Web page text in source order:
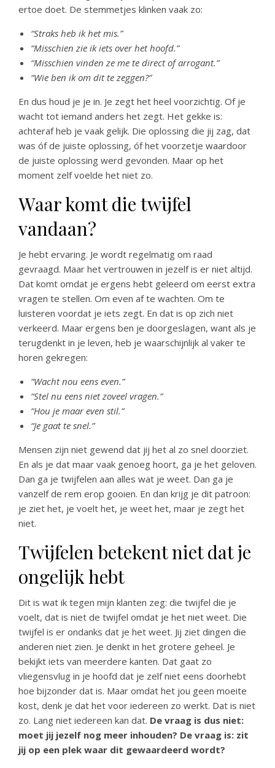
ertoe doet. De stemmetjes klinken vaak zo:
“Straks heb ik het mis.”
“Misschien zie ik iets over het hoofd.”
“Misschien vinden ze me te direct of arrogant.”
“Wie ben ik om dit te zeggen?”
En dus houd je je in. Je zegt het heel voorzichtig. Of je
wacht tot iemand anders het zegt. Het gekke is:
achteraf heb je vaak gelijk. Die oplossing die jij zag, dat
was óf de juiste oplossing, óf het voorzetje waardoor
de juiste oplossing werd gevonden. Maar op het
moment zelf voelde het niet zo.
Waar komt die twijfel
vandaan?
Je hebt ervaring. Je wordt regelmatig om raad
gevraagd. Maar het vertrouwen in jezelf is er niet altijd.
Dat komt omdat je ergens hebt geleerd om eerst extra
vragen te stellen. Om even af te wachten. Om te
luisteren voordat je iets zegt. En dat is op zich niet
verkeerd. Maar ergens ben je doorgeslagen, want als je
terugdenkt in je leven, heb je waarschijnlijk al vaker te
horen gekregen:
“Wacht nou eens even.”
“Stel nu eens niet zoveel vragen.”
“Hou je maar even stil.”
“Je gaat te snel.”
Mensen zijn niet gewend dat jij het al zo snel doorziet.
En als je dat maar vaak genoeg hoort, ga je het geloven.
Dan ga je twijfelen aan alles wat je weet. Dan ga je
vanzelf de rem erop gooien. En dan krijg je dit patroon:
je ziet het, je voelt het, je weet het, maar je zegt het
niet.
Twijfelen betekent niet dat je
ongelijk hebt
Dit is wat ik tegen mijn klanten zeg: die twijfel die je
voelt, dat is niet de twijfel omdat je het niet weet. Die
twijfel is er ondanks dat je het weet. Jij ziet dingen die
anderen niet zien. Je denkt in het grotere geheel. Je
bekijkt iets van meerdere kanten. Dat gaat zo
vliegensvlug in je hoofd dat je zelf niet eens doorhebt
hoe bijzonder dat is. Maar omdat het jou geen moeite
kost, denk je dat het voor iedereen zo werkt. Dat is niet
zo. Lang niet iedereen kan dat. De vraag is dus niet:
moet jij jezelf nog meer inhouden? De vraag is: zit
jij op een plek waar dit gewaardeerd wordt?